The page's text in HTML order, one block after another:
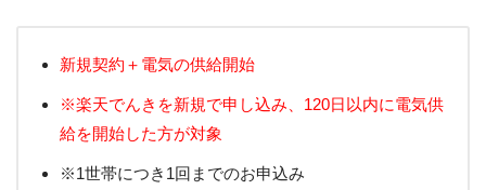
新規契約＋電気の供給開始
※楽天でんきを新規で申し込み、120日以内に電気供
給を開始した方が対象
※1世帯につき1回までのお申込み